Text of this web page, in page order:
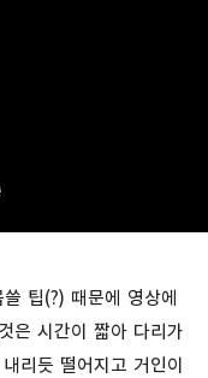
팁(?) 때문에 영상에
은 시간이 짧아 다리가
리듯 떨어지고 거인이